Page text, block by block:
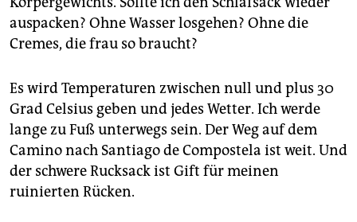
genossenschaft
auspacken? Ohne Wasser losgehen? Ohne die
Cremes, die frau so braucht?
Es wird Temperaturen zwischen null und plus 30
Grad Celsius geben und jedes Wetter. Ich werde
lange zu Fuß unterwegs sein. Der Weg auf dem
Camino nach Santiago de Compostela ist weit. Und
der schwere Rucksack ist Gift für meinen
ruinierten Rücken.